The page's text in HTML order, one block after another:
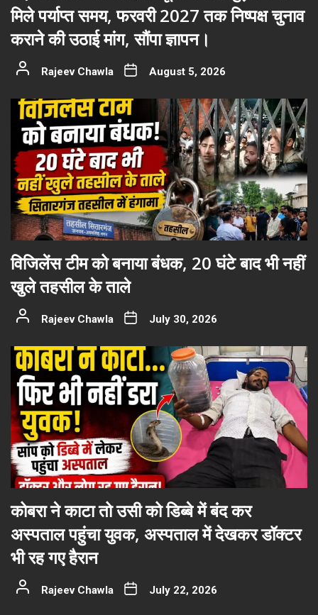
मिले पर्याप्त समय, फरवरी 2027 तक निष्पक्ष चुनाव
कराने की उठाई मांग, सौंपा ज्ञापन।
Rajeev Chawla August 5, 2026
विजिलेंस टीम को बनाया बंधक, 20 घंटे बाद भी नहीं
खुले तहसील के ताले
Rajeev Chawla July 30, 2026
कोबरा ने काटा तो उसी को डिब्बे में बंद कर
अस्पताल पहुंचा युवक, अस्पताल में देखकर डॉक्टर
भी रह गए हैरान
Rajeev Chawla July 22, 2026